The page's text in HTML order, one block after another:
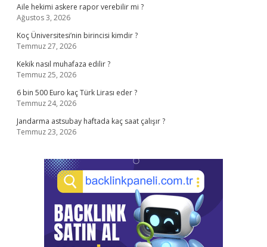
Aile hekimi askere rapor verebilir mi ?
Ağustos 3, 2026
Koç Üniversitesi’nin birincisi kimdir ?
Temmuz 27, 2026
Kekik nasıl muhafaza edilir ?
Temmuz 25, 2026
6 bin 500 Euro kaç Türk Lirası eder ?
Temmuz 24, 2026
Jandarma astsubay haftada kaç saat çalışır ?
Temmuz 23, 2026